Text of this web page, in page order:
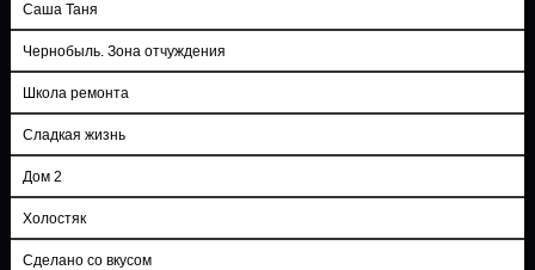
Саша Таня
Чернобыль. Зона отчуждения
Школа ремонта
Сладкая жизнь
Дом 2
Холостяк
Сделано со вкусом